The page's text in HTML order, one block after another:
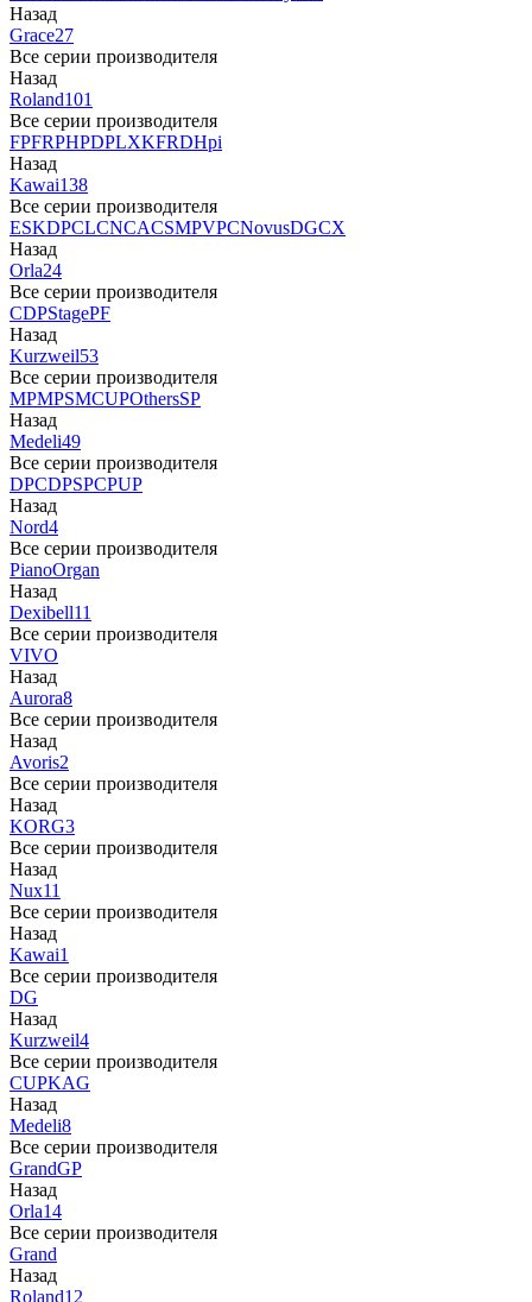
Назад
Grace27
Все серии производителя
Назад
Roland101
Все серии производителя
FPFRPHPDPLXKFRDHpi
Назад
Kawai138
Все серии производителя
ESKDPCLCNCACSMPVPCNovusDGCX
Назад
Orla24
Все серии производителя
CDPStagePF
Назад
Kurzweil53
Все серии производителя
MPMPSMCUPOthersSP
Назад
Medeli49
Все серии производителя
DPCDPSPCPUP
Назад
Nord4
Все серии производителя
PianoOrgan
Назад
Dexibell11
Все серии производителя
VIVO
Назад
Aurora8
Все серии производителя
Назад
Avoris2
Все серии производителя
Назад
KORG3
Все серии производителя
Назад
Nux11
Все серии производителя
Назад
Kawai1
Все серии производителя
DG
Назад
Kurzweil4
Все серии производителя
CUPKAG
Назад
Medeli8
Все серии производителя
GrandGP
Назад
Orla14
Все серии производителя
Grand
Назад
Roland12